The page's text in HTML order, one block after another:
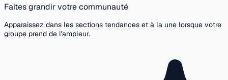
Faites grandir votre communauté
Apparaissez dans les sections tendances et à la une lorsque votre
groupe prend de l'ampleur.